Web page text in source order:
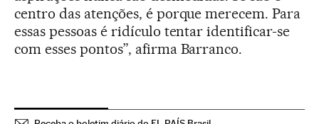
centro das atenções, é porque merecem. Para
essas pessoas é ridículo tentar identificar-se
com esses pontos”, afirma Barranco.